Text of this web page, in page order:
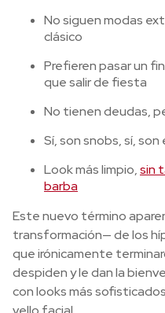
No siguen modas
clásico
Prefieren pasar un
que salir de fiesta
No tienen deudas,
Sí, son snobs, sí,
Look más limpio,sin
barba
Este nuevo término
transformación— de los
que irónicamente
despiden y le dan la
con looks más